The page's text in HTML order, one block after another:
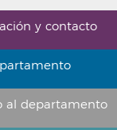
y contacto
al departamento